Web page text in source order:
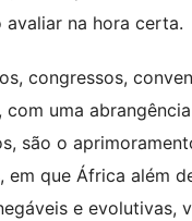
na hora certa.
congressos,
uma
são o
que África além
e evolutivas,